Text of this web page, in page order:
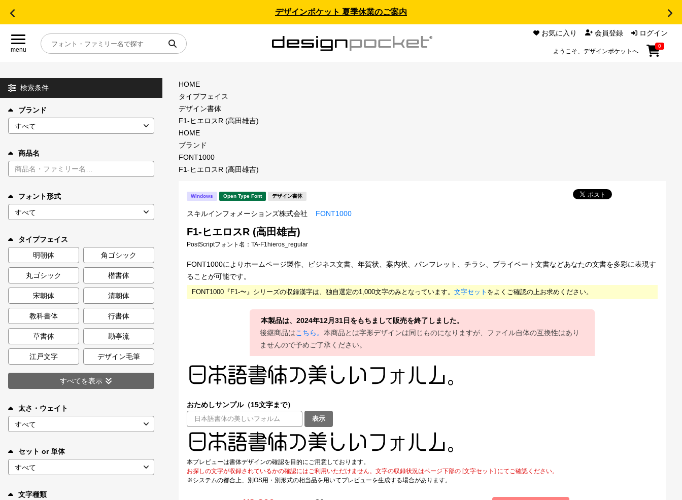
デザインポケット 夏季休業のご案内
menu
お気に入り 会員登録 ログイン
ようこそ、デザインポケットへ
0
目的別フォントガイド
特集
年間ライセンス商品
キャンペーン一覧
カート 0
マイページ
お気に入り
ご利用ガイド
お問い合わせ
検索条件
ブランド
商品名
フォント形式
タイプフェイス
明朝体
角ゴシック
丸ゴシック 楷書体
宋朝体 清朝体
教科書体 行書体
草書体 勘亭流
江戸文字 デザイン毛筆
すべてを表示
太さ・ウェイト
セット or 単体
文字種類
HOME
タイプフェイス
デザイン書体
F1-ヒエロスR (高田雄吉)
HOME
ブランド
FONT1000
F1-ヒエロスR (高田雄吉)
Windows Open Type Font デザイン書体
スキルインフォメーションズ株式会社 FONT1000
F1-ヒエロスR (高田雄吉)
PostScriptフォント名： TA-F1hieros_regular
FONT1000によりホームページ製作、ビジネス文書、年賀状、案内状、パンフレット、チラシ、プライベート文書などあなたの文書を多彩に表現す
ることが可能です。
FONT1000『F1-〜』シリーズの収録漢字は、独自選定の1,000文字のみとなっています。 文字セット をよくご確認の上お求めください。
本製品は、2024年12月31日をもちまして販売を終了しました。
後継商品はこちら。 本商品とは字形デザインは同じものになりますが、ファイル自体の互換性はあり
ませんので予めご了承ください。
おためしサンプル（15文字まで）
表示
本プレビューは書体デザインの確認を目的にご用意しております。
お探しの文字が収録されているかの確認にはご利用いただけません。文字の収録状況はページ下部の [文字セット] にてご確認ください。
※システムの都合上、別OS用・別形式の相当品を用いてプレビューを生成する場合があります。